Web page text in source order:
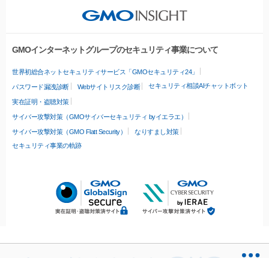
GMOインターネットグループのセキュリティ事業について
世界初総合ネットセキュリティサービス「GMOセキュリティ24」
パスワード漏洩診断 Webサイトリスク診断 セキュリティ相談AIチャットボット
実在証明・盗聴対策
サイバー攻撃対策（GMOサイバーセキュリティ byイエラエ）
サイバー攻撃対策（GMO Flatt Security）
なりすまし対策
セキュリティ事業の軌跡